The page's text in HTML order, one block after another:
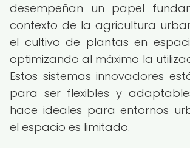
desempeñan un papel
contexto de la agricultura
el cultivo de plantas en
optimizando al máximo la
Estos sistemas innovadores
para ser flexibles y
hace ideales para entornos
el espacio es limitado.